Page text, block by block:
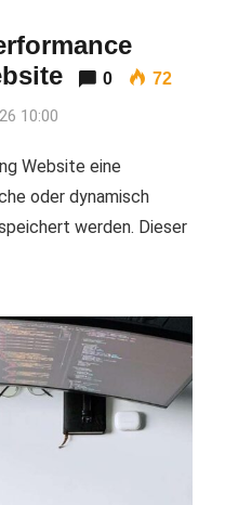
0 72
10:00
Website eine
oder dynamisch
werden. Dieser